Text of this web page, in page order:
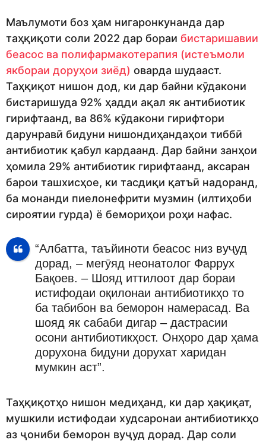
Маълумоти боз ҳам нигаронкунанда дар
таҳқиқоти соли 2022 дар бораи бистаришавии
беасос ва полифармакотерапия (истеъмоли
якбораи доруҳои зиёд) оварда шудааст.
Таҳқиқот нишон дод, ки дар байни кӯдакони
бистаришуда 92% ҳадди ақал як антибиотик
гирифтаанд, ва 86% кӯдакони гирифтори
дарунравӣ бидуни нишондиҳандаҳои тиббӣ
антибиотик қабул кардаанд. Дар байни занҳои
ҳомила 29% антибиотик гирифтаанд, аксаран
барои ташхисҳое, ки тасдиқи қатъӣ надоранд,
ба монанди пиелонефрити музмин (илтиҳоби
сироятии гурда) ё бемориҳои роҳи нафас.
“Албатта, таъйиноти беасос низ вуҷуд
дорад, – мегӯяд неонатолог Фаррух
Бақоев. – Шояд иттилоот дар бораи
истифодаи оқилонаи антибиотикҳо то
ба табибон ва беморон намерасад. Ва
шояд як сабаби дигар – дастрасии
осони антибиотикҳост. Онҳоро дар ҳама
дорухона бидуни дорухат харидан
мумкин аст”.
Таҳқиқотҳо нишон медиҳанд, ки дар ҳақиқат,
мушкили истифодаи худсаронаи антибиотикҳо
аз ҷониби беморон вуҷуд дорад. Дар соли